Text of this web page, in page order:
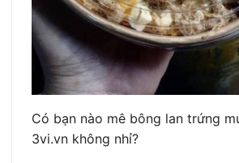
Có bạn nào mê bông lan trứng
3vi.vn không nhỉ?